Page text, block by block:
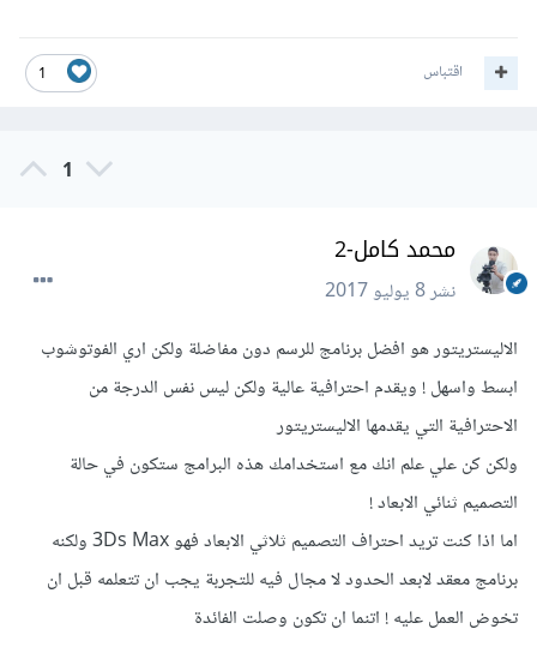
1 اقتباس
1
محمد كامل-2
نشر8 يوليو 2017
الاليستريتور هو افضل برنامج للرسم دون مفاضلة ولكن اري الفوتوشوب
ابسط واسهل ! ويقدم احترافية عالية ولكن ليس نفس الدرجة من
الاحترافية التي يقدمها الاليستريتور
ولكن كن علي علم انك مع استخدامك هذه البرامج ستكون في حالة
التصميم ثنائي الابعاد !
اما اذا كنت تريد احتراف التصميم ثلاثي الابعاد فهو 3Ds Max ولكنه
برنامج معقد لابعد الحدود لا مجال فيه للتجربة يجب ان تتعلمه قبل ان
تخوض العمل عليه ! اتنما ان تكون وصلت الفائدة